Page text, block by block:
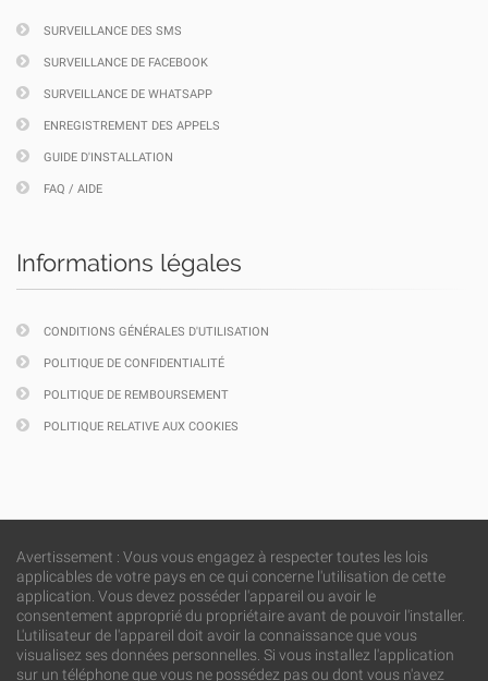
SURVEILLANCE DES SMS
SURVEILLANCE DE FACEBOOK
SURVEILLANCE DE WHATSAPP
ENREGISTREMENT DES APPELS
GUIDE D'INSTALLATION
FAQ / AIDE
Informations légales
CONDITIONS GÉNÉRALES D'UTILISATION
POLITIQUE DE CONFIDENTIALITÉ
POLITIQUE DE REMBOURSEMENT
POLITIQUE RELATIVE AUX COOKIES
Avertissement : Vous vous engagez à respecter toutes les lois
applicables de votre pays en ce qui concerne l'utilisation de cette
application. Vous devez posséder l'appareil ou avoir le
consentement approprié du propriétaire avant de pouvoir l'installer.
L'utilisateur de l'appareil doit avoir la connaissance que vous
visualisez ses données personnelles. Si vous installez l'application
sur un téléphone que vous ne possédez pas ou dont vous n'avez